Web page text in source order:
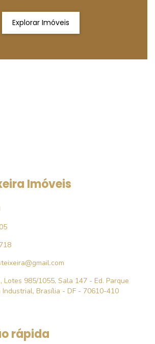
Explorar Imóveis
Imóveis
Lotes 985/1055, Sala 147 - Ed. Parque
Industrial, Brasília - DF - 70610-410
rápida